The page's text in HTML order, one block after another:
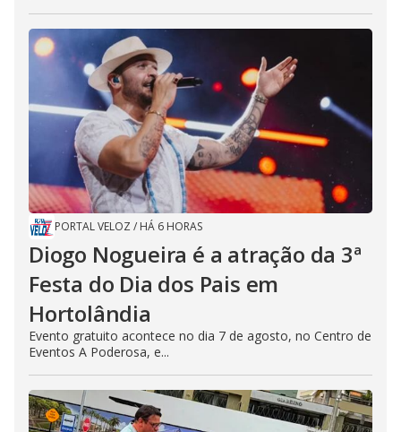
PORTAL VELOZ / HÁ 6 HORAS
Diogo Nogueira é a atração da 3ª
Festa do Dia dos Pais em
Hortolândia
Evento gratuito acontece no dia 7 de agosto, no Centro de
Eventos A Poderosa, e...